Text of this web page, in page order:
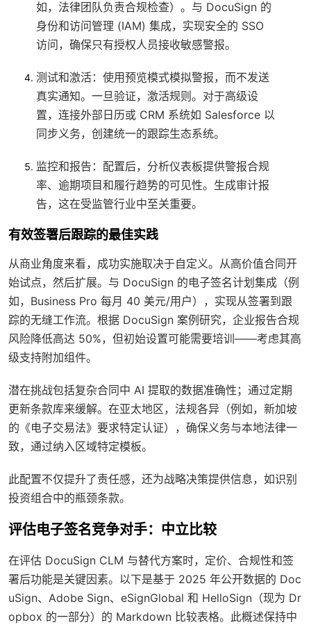
如，法律团队负责合规检查）。与 DocuSign 的
身份和访问管理 (IAM) 集成，实现安全的 SSO
访问，确保只有授权人员接收敏感警报。
测试和激活：使用预览模式模拟警报，而不发送
真实通知。一旦验证，激活规则。对于高级设
置，连接外部日历或 CRM 系统如 Salesforce 以
同步义务，创建统一的跟踪生态系统。
监控和报告 ：配置后，分析仪表板提供警报合规
率、逾期项目和履行趋势的可见性。生成审计报
告，这在受监管行业中至关重要。
有效签署后跟踪的最佳实践
从商业角度来看，成功实施取决于自定义。从高价值合同开
始试点，然后扩展。与 DocuSign 的电子签名计划集成（例
如，Business Pro 每月 40 美元/用户），实现从签署到跟
踪的无缝工作流。根据 DocuSign 案例研究，企业报告合规
风险降低高达 50%，但初始设置可能需要培训——考虑其高
级支持附加组件。
潜在挑战包括复杂合同中 AI 提取的数据准确性；通过定期
更新条款库来缓解。在亚太地区，法规各异（例如，新加坡
的《电子交易法》要求特定认证），确保义务与本地法律一
致，通过纳入区域特定模板。
此配置不仅提升了责任感，还为战略决策提供信息，如识别
投资组合中的瓶颈条款。
评估电子签名竞争对手：中立比较
在评估 DocuSign CLM 与替代方案时，定价、合规性和签
署后功能是关键因素。以下是基于 2025 年公开数据的 Doc
uSign、Adobe Sign、eSignGlobal 和 HelloSign（现为 Dr
opbox 的一部分）的 Markdown 比较表格。此概述保持中